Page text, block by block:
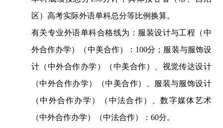
区）高考实际外语单科总分等比例换算。
有关专业外语单科合格线为：服装设计与工程（中
外合作办学）（中美合作）： 100分；服装与服饰设
计（中外合作办学）（中美合作）、视觉传达设计
（中外合作办学）（中美合作）、服装与服饰设计
（中外合作办学）（中法合作）、数字媒体艺术
（中外合作办学）（中法合作）： 60分。